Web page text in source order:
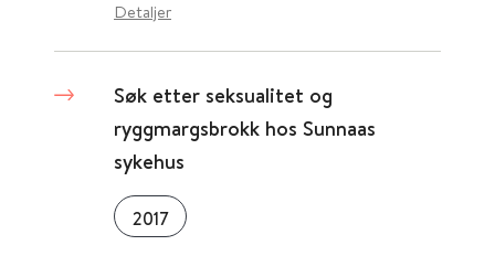
Detaljer
Søk etter seksualitet og
ryggmargsbrokk hos Sunnaas
sykehus
2017